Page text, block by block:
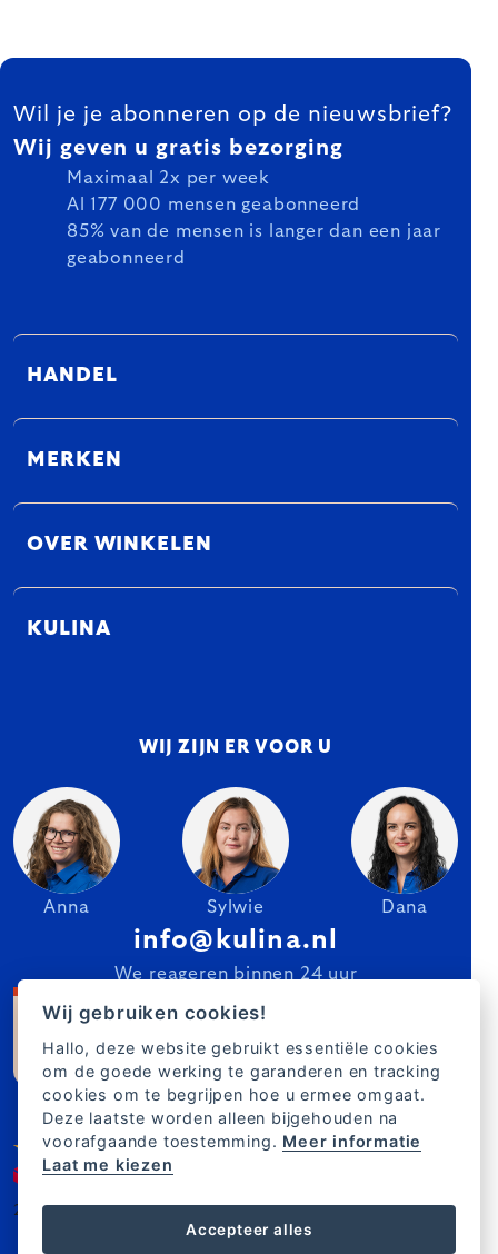
FOOTER
Wil je je abonneren op de nieuwsbrief?
Wij geven u gratis bezorging
Maximaal 2x per week
Al 177 000 mensen geabonneerd
85% van de mensen is langer dan een jaar
geabonneerd
HANDEL
MERKEN
OVER WINKELEN
KULINA
WIJ ZIJN ER VOOR U
Anna Sylwie Dana
info@kulina.nl
We reageren binnen 24 uur
2007–2025 Kulina.nl NL
Wij gebruiken cookies!
Hallo, deze website gebruikt essentiële cookies
om de goede werking te garanderen en tracking
cookies om te begrijpen hoe u ermee omgaat.
Deze laatste worden alleen bijgehouden na
voorafgaande toestemming. Meer informatie
Laat me kiezen
Accepteer alles